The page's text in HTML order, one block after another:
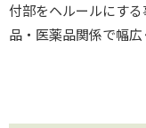
付部をヘルールにす
品・医薬品関係で幅広